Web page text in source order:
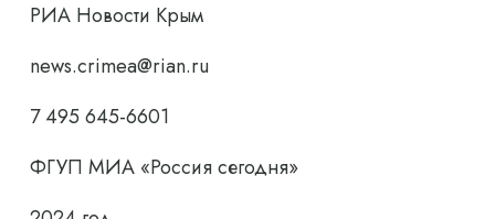
РИА Новости Крым
news.crimea@rian.ru
7 495 645-6601
ФГУП МИА «Россия сегодня»